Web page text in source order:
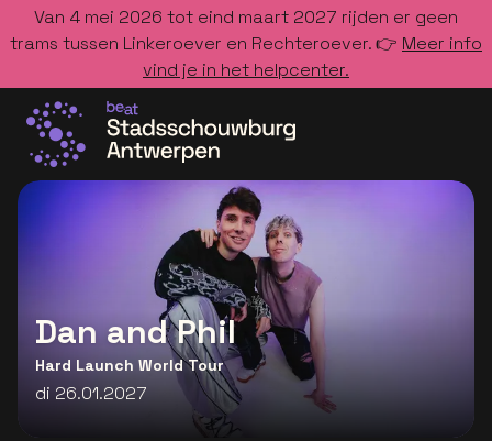
Van 4 mei 2026 tot eind maart 2027 rijden er geen
trams tussen Linkeroever en Rechteroever. 👉 Meer info
vind je in het helpcenter.
Ga naar de homepage
Dan and Phil
Hard Launch World Tour
di 26.01.2027